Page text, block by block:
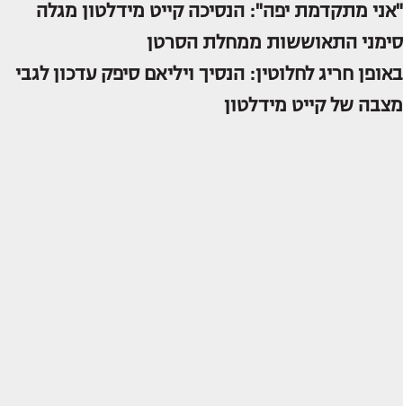
"אני מתקדמת יפה": הנסיכה קייט מידלטון מגלה
סימני התאוששות ממחלת הסרטן
באופן חריג לחלוטין: הנסיך ויליאם סיפק עדכון לגבי
מצבה של קייט מידלטון